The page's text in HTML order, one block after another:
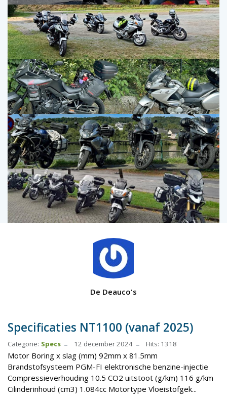
De Deauco's
Specificaties NT1100 (vanaf 2025)
Categorie: Specs 12 december 2024 Hits: 1318
Motor Boring x slag (mm) 92mm x 81.5mm
Brandstofsysteem PGM-FI elektronische benzine-injectie
Compressieverhouding 10.5 CO2 uitstoot (g/km) 116 g/km
Cilinderinhoud (cm3) 1.084cc Motortype Vloeistofgek...